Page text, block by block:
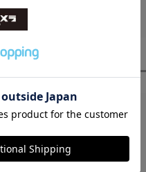
いるため、メモリーカー
影を続けられます。
を搭載したOsmo Action
。先に撮影して後から
提供します。
※
ピーク輝度1000 cd/m²
）
64GB U3 A2 V30
スタッフレビュー
ません。